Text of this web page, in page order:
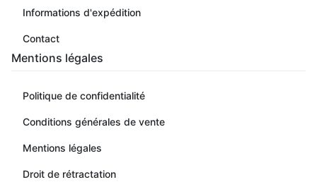
Informations d'expédition
Contact
Mentions légales
Politique de confidentialité
Conditions générales de vente
Mentions légales
Droit de rétractation